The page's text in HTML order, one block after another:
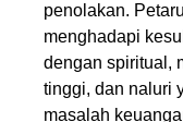
penolakan.
menghadapi
dengan spiritual,
tinggi, dan naluri
masalah